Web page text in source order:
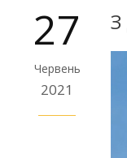
27
Червень
2021
З